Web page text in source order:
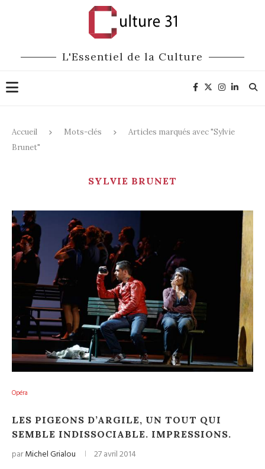
L'Essentiel de la Culture
Accueil Mots-clés
Articles marqués avec "Sylvie
Brunet"
SYLVIE BRUNET
Opéra
LES PIGEONS D’ARGILE, UN TOUT QUI
SEMBLE INDISSOCIABLE. IMPRESSIONS.
parMichel Grialou 27 avril 2014